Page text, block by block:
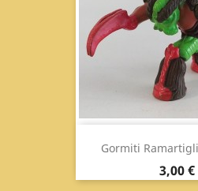
Gormiti
Prezzo
3,00 €